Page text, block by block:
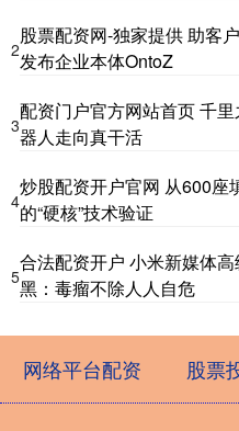
2
股票配资网-独家提供 助客
发布企业本体OntoZ
3
配资门户官方网站首页 千
器人走向真干活
4
炒股配资开户官网 从600座
的“硬核”技术验证
5
合法配资开户 小米新媒体
黑：毒瘤不除人人自危
网络平台配资 股票